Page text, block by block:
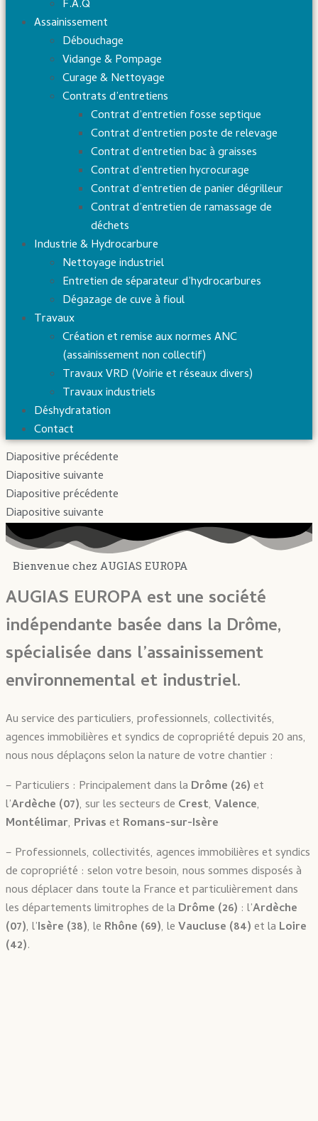
F.A.Q
Assainissement
Débouchage
Vidange & Pompage
Curage & Nettoyage
Contrats d’entretiens
Contrat d’entretien fosse septique
Contrat d’entretien poste de relevage
Contrat d’entretien bac à graisses
Contrat d’entretien hycrocurage
Contrat d’entretien de panier dégrilleur
Contrat d’entretien de ramassage de
déchets
Industrie & Hydrocarbure
Nettoyage industriel
Entretien de séparateur d’hydrocarbures
Dégazage de cuve à fioul
Travaux
Création et remise aux normes ANC
(assainissement non collectif)
Travaux VRD (Voirie et réseaux divers)
Travaux industriels
Déshydratation
Contact
Diapositive précédente
Diapositive suivante
Diapositive précédente
Diapositive suivante
Bienvenue chez AUGIAS EUROPA
AUGIAS EUROPA est une société
indépendante basée dans la Drôme,
spécialisée dans l’assainissement
environnemental et industriel.
Au service des particuliers, professionnels, collectivités,
agences immobilières et syndics de copropriété depuis 20 ans,
nous nous déplaçons selon la nature de votre chantier :
– Particuliers : Principalement dans la Drôme (26)et
l’Ardèche (07), sur les secteurs de Crest, Valence,
Montélimar, Privaset Romans-sur-Isère
– Professionnels, collectivités, agences immobilières et syndics
de copropriété : selon votre besoin, nous sommes disposés à
nous déplacer dans toute la France et particulièrement dans
les départements limitrophes de la Drôme (26) : l’Ardèche
(07), l’Isère (38), le Rhône (69), leVaucluse (84)et la Loire
(42).